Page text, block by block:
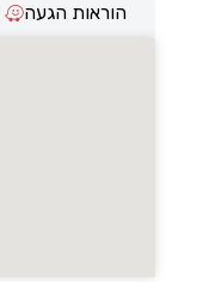
הוראות הגעה